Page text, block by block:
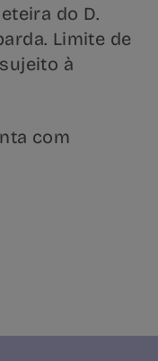
do D.
Limite de
à
com